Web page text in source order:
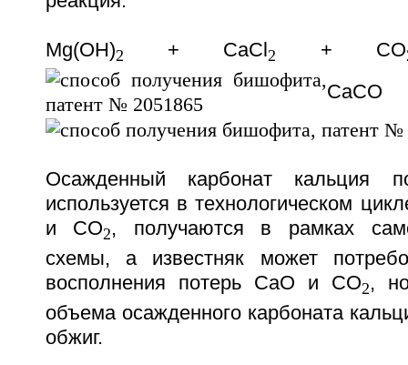
Mg(OH)2 + CaCl 2 + CO
Осажденный карбонат кальция
используется в технологическом
и СО2, получаются в рамках
схемы, а известняк может
восполнения потерь СаО и СО2,
объема осажденного карбоната
обжиг.